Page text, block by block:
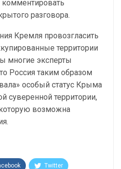
комментировать
разговора.
Кремля провозгласить
территории
многие эксперты
Россия таким образом
особый статус Крыма
суверенной территории,
которую возможна
Twitter